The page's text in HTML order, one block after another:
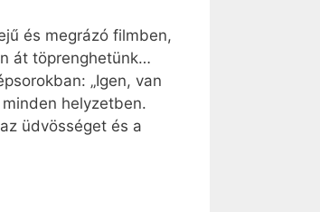
és meg­rá­zó film­ben,
át töp­reng­he­tünk…
„Igen, van
hely­zet­ben.
üd­vös­sé­get és a